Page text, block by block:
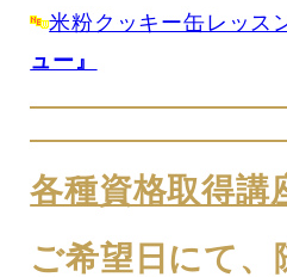
米粉クッキー缶レッス
ュー』
各種資格取得講
ご希望日にて、